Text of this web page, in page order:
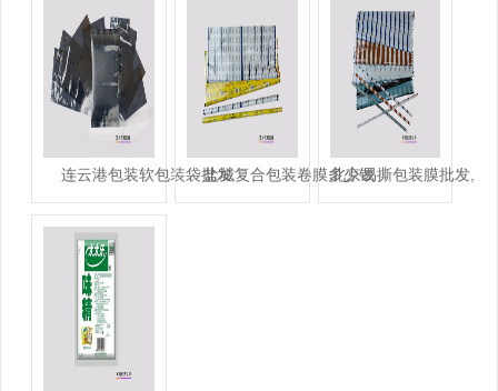
连云港包装软包装袋批发盐城复合包装卷膜多少钱